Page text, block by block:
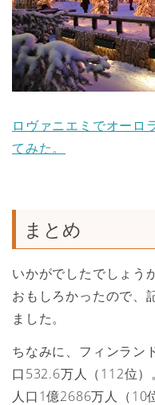
ロヴァニエミでオーロ
てみた。
まとめ
いかがでしたでしょう
おもしろかったので、
ました。
ちなみに、フィンラン
口532.6万人（112位）
人口1億2686万人（10